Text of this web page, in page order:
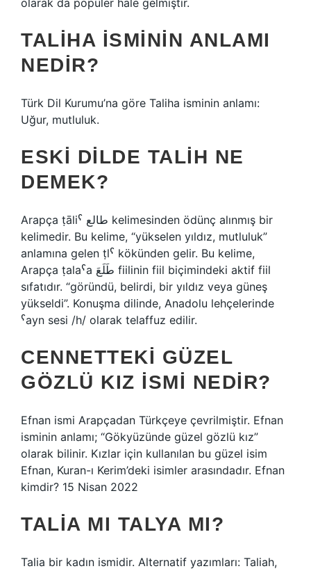
olarak da popüler hale gelmiştir.
TALIHA ISMININ ANLAMI
NEDIR?
Türk Dil Kurumu’na göre Taliha isminin anlamı:
Uğur, mutluluk.
ESKI DILDE TALIH NE
DEMEK?
Arapça ṭāliˁ طالع kelimesinden ödünç alınmış bir
kelimedir. Bu kelime, “yükselen yıldız, mutluluk”
anlamına gelen ṭlˁ kökünden gelir. Bu kelime,
Arapça ṭalaˁa طَلَعَ fiilinin fiil biçimindeki aktif fiil
sıfatıdır. “göründü, belirdi, bir yıldız veya güneş
yükseldi”. Konuşma dilinde, Anadolu lehçelerinde
ˁayn sesi /h/ olarak telaffuz edilir.
CENNETTEKI GÜZEL
GÖZLÜ KIZ ISMI NEDIR?
Efnan ismi Arapçadan Türkçeye çevrilmiştir. Efnan
isminin anlamı; “Gökyüzünde güzel gözlü kız”
olarak bilinir. Kızlar için kullanılan bu güzel isim
Efnan, Kuran-ı Kerim’deki isimler arasındadır. Efnan
kimdir? 15 Nisan 2022
TALIA MI TALYA MI?
Talia bir kadın ismidir. Alternatif yazımları: Taliah,